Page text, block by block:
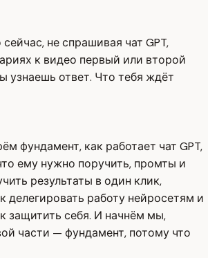
не спрашивая чат GPT,
к видео первый или второй
узнаешь ответ. Что тебя ждёт
фундамент, как работает чат GPT,
ему нужно поручить, промты и
результаты в один клик,
делегировать работу нейросетям и
защитить себя. И начнём мы,
части — фундамент, потому что